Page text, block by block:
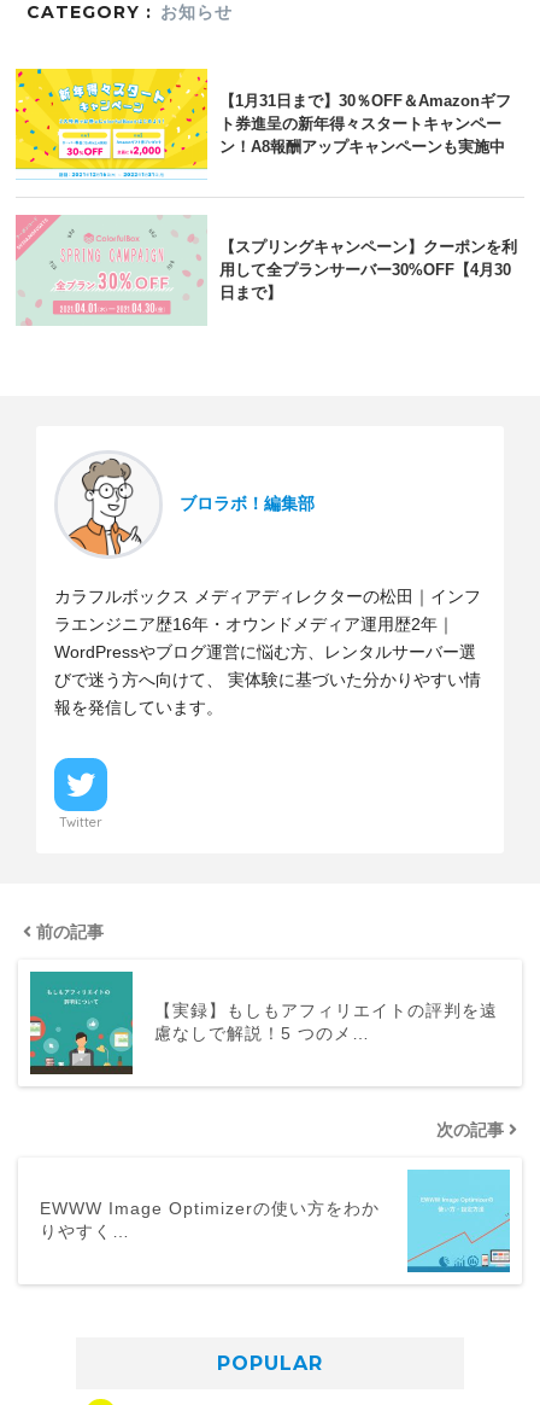
CATEGORY : お知らせ
【1月31日まで】30％OFF＆Amazonギフ
ト券進呈の新年得々スタートキャンペー
ン！A8報酬アップキャンペーンも実施中
【スプリングキャンペーン】クーポンを利
用して全プランサーバー30%OFF【4月30
日まで】
ブロラボ！編集部
カラフルボックス メディアディレクターの松田｜インフ
ラエンジニア歴16年・オウンドメディア運用歴2年｜
WordPressやブログ運営に悩む方、レンタルサーバー選
びで迷う方へ向けて、 実体験に基づいた分かりやすい情
報を発信しています。
Twitter
前の記事
【実録】もしもアフィリエイトの評判を遠
慮なしで解説！5 つのメ…
次の記事
EWWW Image Optimizerの使い方をわか
りやすく…
POPULAR